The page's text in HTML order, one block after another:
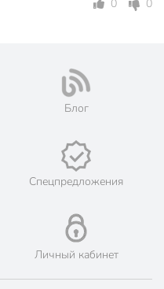
0
0
Блог
Спецпредложения
Личный кабинет